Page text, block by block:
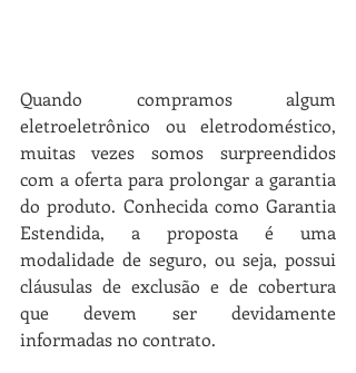
Quando compramos algum
eletroeletrônico ou eletrodoméstico,
muitas vezes somos surpreendidos
com a oferta para prolongar a garantia
do produto. Conhecida como Garantia
Estendida, a proposta é uma
modalidade de seguro, ou seja, possui
cláusulas de exclusão e de cobertura
que devem ser devidamente
informadas no contrato.